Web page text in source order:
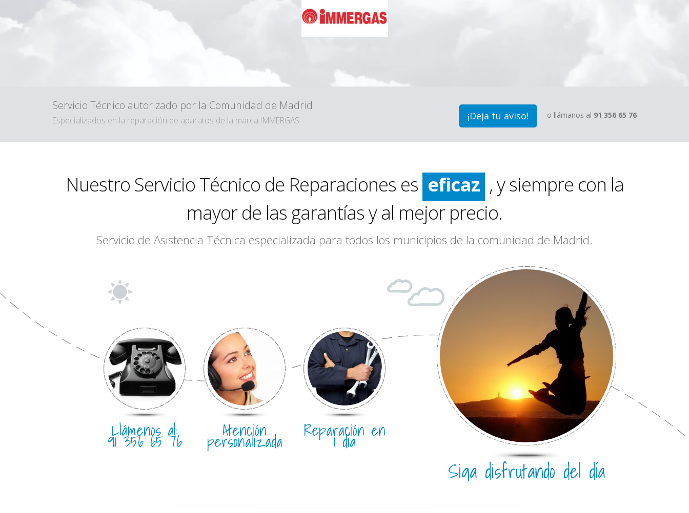
Servicio Técnico autorizado por la Comunidad de Madrid
Especializados en la reparación de aparatos de la marca IMMERGAS ¡Deja tu aviso! o llámanos al 91 356 65 76
Nuestro Servicio Técnico de Reparaciones es
rápido
limpio
rápido , y siempre con la
mayor de las garantías y al mejor precio.
Servicio de Asistencia Técnica especializada para todos los municipios de la comunidad de Madrid.
Llámenos al:
91 356 65 76 Atención
personalizada Reparación en
1 día
Siga disfrutando del día